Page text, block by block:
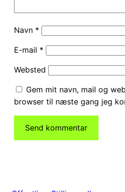
Navn *
E-mail *
Websted
Gem mit navn, mail og
browser til næste gang jeg